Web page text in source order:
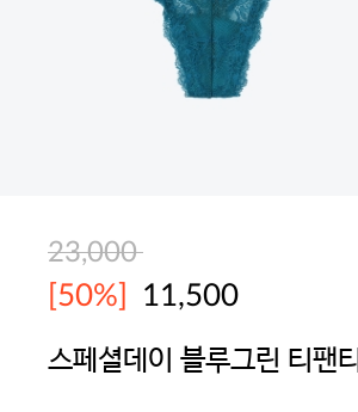
23,000
[50%] 11,500
스페셜데이 블루그린 티팬티